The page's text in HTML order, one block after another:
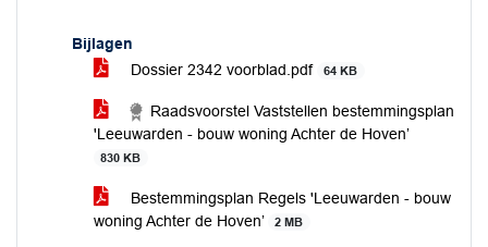
Bijlagen
Dossier 2342 voorblad.pdf
64 KB
Raadsvoorstel Vaststellen bestemmingsplan
'Leeuwarden - bouw woning Achter de Hoven’
830 KB
Bestemmingsplan Regels 'Leeuwarden - bouw
woning Achter de Hoven’
2 MB